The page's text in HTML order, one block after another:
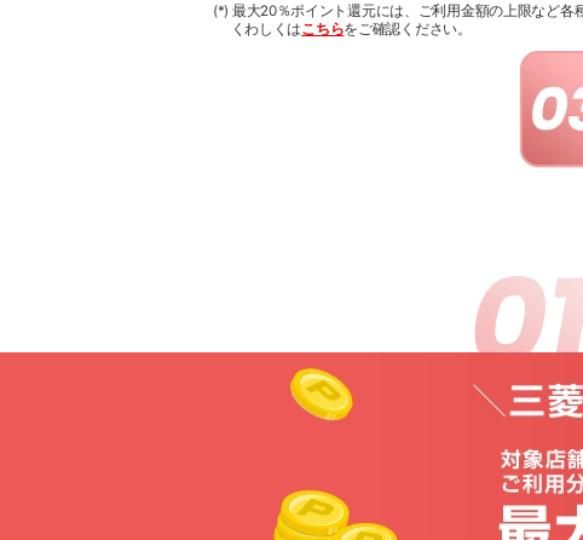
(*) 最大20％ポイント還元には、ご利用金額の上限など各
くわしくはこちらをご確認ください。